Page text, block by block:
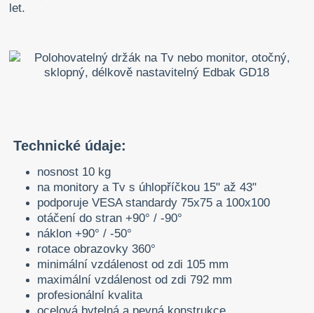
let.
Technické údaje:
nosnost 10 kg
na monitory a Tv s úhlopříčkou 15" až 43"
podporuje VESA standardy 75x75 a 100x100
otáčení do stran +90° / -90°
náklon +90° / -50°
rotace obrazovky 360°
minimální vzdálenost od zdi 105 mm
maximální vzdálenost od zdi 792 mm
profesionální kvalita
ocelová bytelná a pevná konstrukce